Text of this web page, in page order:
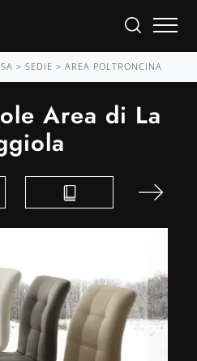
> SEDIE > AREA POLTRONCINA
Area di La